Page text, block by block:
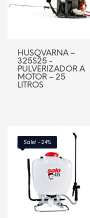
HUSQVARNA –
325S25 -
PULVERIZADOR A
MOTOR – 25
LITROS
Sale! -24%